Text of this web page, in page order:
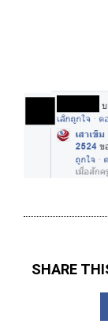
SHARE